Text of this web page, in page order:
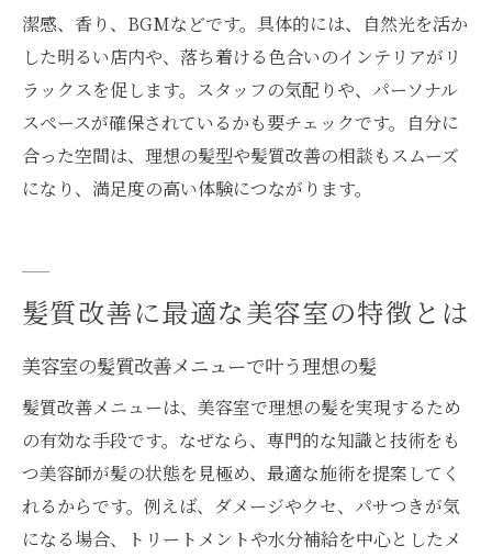
潔感、香り、BGMなどです。具体的には、自然光を活か
した明るい店内や、落ち着ける色合いのインテリアがリ
ラックスを促します。スタッフの気配りや、パーソナル
スペースが確保されているかも要チェックです。自分に
合った空間は、理想の髪型や髪質改善の相談もスムーズ
になり、満足度の高い体験につながります。
髪質改善に最適な美容室の特徴とは
美容室の髪質改善メニューで叶う理想の髪
髪質改善メニューは、美容室で理想の髪を実現するため
の有効な手段です。なぜなら、専門的な知識と技術をも
つ美容師が髪の状態を見極め、最適な施術を提案してく
れるからです。例えば、ダメージやクセ、パサつきが気
になる場合、トリートメントや水分補給を中心としたメ